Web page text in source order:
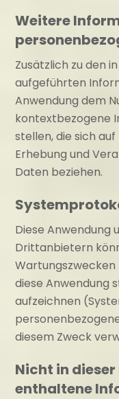
Weitere
Zusätzlich zu den
aufgeführten
Anwendung dem
kontextbezogene
stellen, die sich
Erhebung und
Daten beziehen.
Diese Anwendung
Drittanbietern
Wartungszwecken
diese Anwendung
aufzeichnen
diesem Zweck
Nicht in
enthaltene